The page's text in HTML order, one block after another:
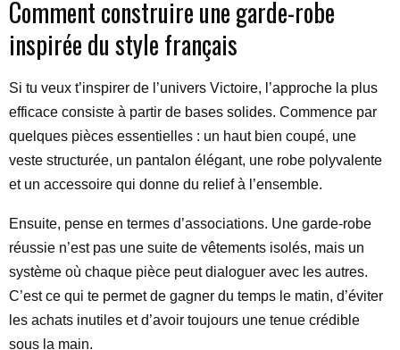
Comment construire une garde-robe
inspirée du style français
Si tu veux t’inspirer de l’univers Victoire, l’approche la plus
efficace consiste à partir de bases solides. Commence par
quelques pièces essentielles : un haut bien coupé, une
veste structurée, un pantalon élégant, une robe polyvalente
et un accessoire qui donne du relief à l’ensemble.
Ensuite, pense en termes d’associations. Une garde-robe
réussie n’est pas une suite de vêtements isolés, mais un
système où chaque pièce peut dialoguer avec les autres.
C’est ce qui te permet de gagner du temps le matin, d’éviter
les achats inutiles et d’avoir toujours une tenue crédible
sous la main.